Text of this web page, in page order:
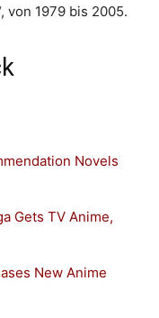
von 1979 bis 2005.
Novels
Gets TV Anime,
New Anime